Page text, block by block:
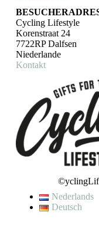
Cycling Lifestyle
Korenstraat 24
7722RP Dalfsen
Niederlande
Kontakt
Nederlands
Deutsch